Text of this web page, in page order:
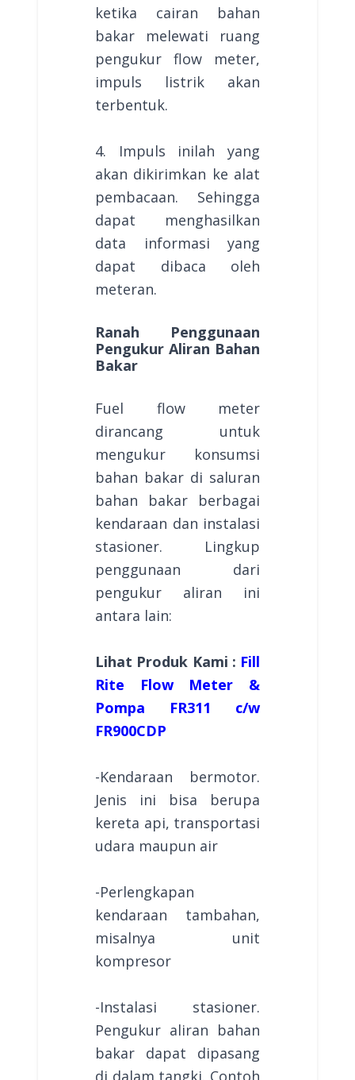
ketika cairan bahan
bakar melewati ruang
pengukur flow meter,
impuls listrik akan
terbentuk.
4. Impuls inilah yang
akan dikirimkan ke alat
pembacaan. Sehingga
dapat menghasilkan
data informasi yang
dapat dibaca oleh
meteran.
Ranah Penggunaan
Pengukur Aliran Bahan
Bakar
Fuel flow meter
dirancang untuk
mengukur konsumsi
bahan bakar di saluran
bahan bakar berbagai
kendaraan dan instalasi
stasioner. Lingkup
penggunaan dari
pengukur aliran ini
antara lain:
Lihat Produk Kami : Fill
Rite Flow Meter &
Pompa FR311 c/w
FR900CDP
-Kendaraan bermotor.
Jenis ini bisa berupa
kereta api, transportasi
udara maupun air
-Perlengkapan
kendaraan tambahan,
misalnya unit
kompresor
-Instalasi stasioner.
Pengukur aliran bahan
bakar dapat dipasang
di dalam tangki. Contoh